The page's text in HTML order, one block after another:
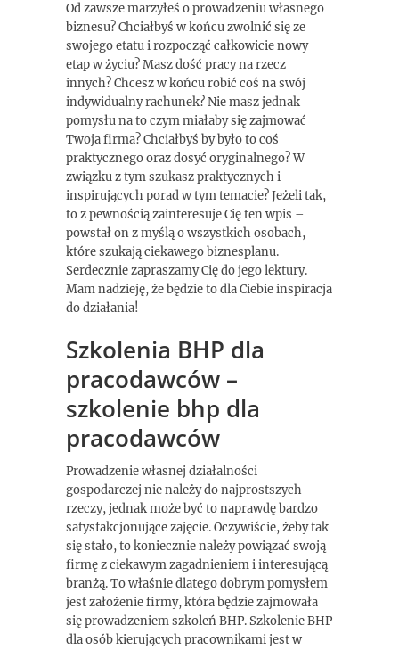
Od zawsze marzyłeś o prowadzeniu własnego
biznesu? Chciałbyś w końcu zwolnić się ze
swojego etatu i rozpocząć całkowicie nowy
etap w życiu? Masz dość pracy na rzecz
innych? Chcesz w końcu robić coś na swój
indywidualny rachunek? Nie masz jednak
pomysłu na to czym miałaby się zajmować
Twoja firma? Chciałbyś by było to coś
praktycznego oraz dosyć oryginalnego? W
związku z tym szukasz praktycznych i
inspirujących porad w tym temacie? Jeżeli tak,
to z pewnością zainteresuje Cię ten wpis –
powstał on z myślą o wszystkich osobach,
które szukają ciekawego biznesplanu.
Serdecznie zapraszamy Cię do jego lektury.
Mam nadzieję, że będzie to dla Ciebie inspiracja
do działania!
Szkolenia BHP dla
pracodawców –
szkolenie bhp dla
pracodawców
Prowadzenie własnej działalności
gospodarczej nie należy do najprostszych
rzeczy, jednak może być to naprawdę bardzo
satysfakcjonujące zajęcie. Oczywiście, żeby tak
się stało, to koniecznie należy powiązać swoją
firmę z ciekawym zagadnieniem i interesującą
branżą. To właśnie dlatego dobrym pomysłem
jest założenie firmy, która będzie zajmowała
się prowadzeniem szkoleń BHP. Szkolenie BHP
dla osób kierujących pracownikami jest w